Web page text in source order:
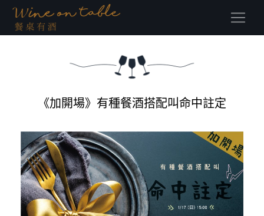
(current)
《加開場》有種餐酒搭配叫命中註定